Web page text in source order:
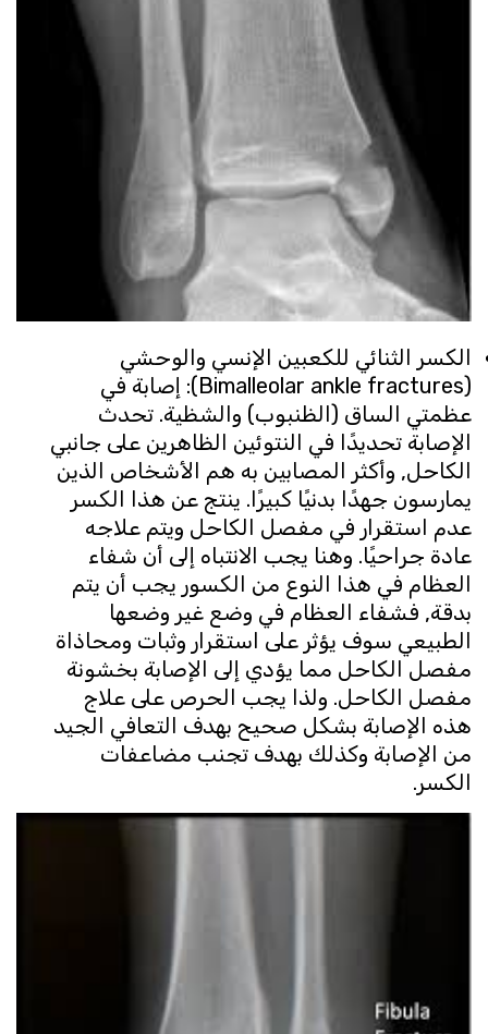
الكسر الثنائي للكعبين الإنسي والوحشي
(Bimalleolar ankle fractures): إصابة في
عظمتي الساق (الظنبوب) والشظية. تحدث
الإصابة تحديدًا في النتوئين الظاهرين على جانبي
الكاحل, وأكثر المصابين به هم الأشخاص الذين
يمارسون جهدًا بدنيًا كبيرًا. ينتج عن هذا الكسر
عدم استقرار في مفصل الكاحل ويتم علاجه
عادة جراحيًا. وهنا يجب الانتباه إلى أن شفاء
العظام في هذا النوع من الكسور يجب أن يتم
بدقة, فشفاء العظام في وضع غير وضعها
الطبيعي سوف يؤثر على استقرار وثبات ومحاذاة
مفصل الكاحل مما يؤدي إلى الإصابة بخشونة
مفصل الكاحل. ولذا يجب الحرص على علاج
هذه الإصابة بشكل صحيح بهدف التعافي الجيد
من الإصابة وكذلك بهدف تجنب مضاعفات
الكسر.